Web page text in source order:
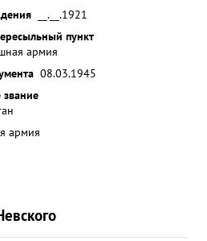
__.__.1921
пункт
армия
08.03.1945
армия